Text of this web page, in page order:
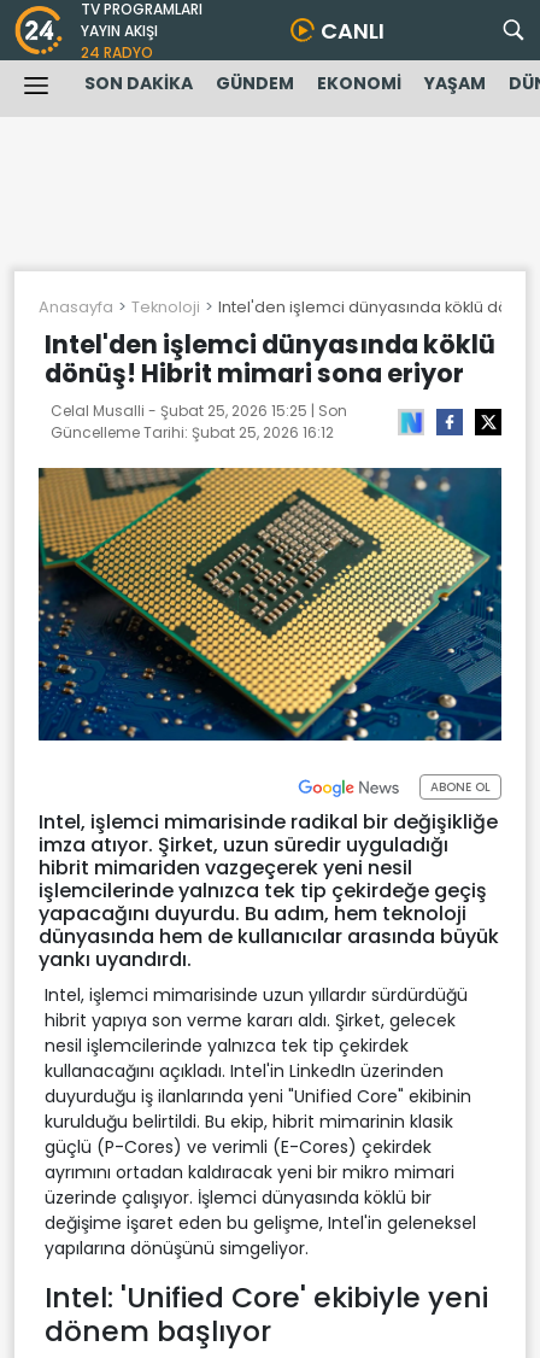
TV PROGRAMLARI
YAYIN AKIŞI
24 RADYO
CANLI
SON DAKİKA GÜNDEM EKONOMİ YAŞAM
Anasayfa Teknoloji Intel'den işlemci dünyasında köklü
Intel'den işlemci dünyasında köklü
dönüş! Hibrit mimari sona eriyor
Celal Musalli - Şubat 25, 2026 15:25 | Son
Güncelleme Tarihi: Şubat 25, 2026 16:12
ABONE OL
Intel, işlemci mimarisinde radikal bir değişikliğe
imza atıyor. Şirket, uzun süredir uyguladığı
hibrit mimariden vazgeçerek yeni nesil
işlemcilerinde yalnızca tek tip çekirdeğe geçiş
yapacağını duyurdu. Bu adım, hem teknoloji
dünyasında hem de kullanıcılar arasında büyük
yankı uyandırdı.
Intel, işlemci mimarisinde uzun yıllardır sürdürdüğü
hibrit yapıya son verme kararı aldı. Şirket, gelecek
nesil işlemcilerinde yalnızca tek tip çekirdek
kullanacağını açıkladı. Intel'in LinkedIn üzerinden
duyurduğu iş ilanlarında yeni "Unified Core" ekibinin
kurulduğu belirtildi. Bu ekip, hibrit mimarinin klasik
güçlü (P-Cores) ve verimli (E-Cores) çekirdek
ayrımını ortadan kaldıracak yeni bir mikro mimari
üzerinde çalışıyor. İşlemci dünyasında köklü bir
değişime işaret eden bu gelişme, Intel'in geleneksel
yapılarına dönüşünü simgeliyor.
Intel: 'Unified Core' ekibiyle yeni
dönem başlıyor